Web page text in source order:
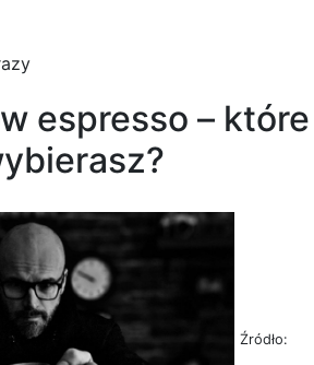
espresso – które
Źródło: